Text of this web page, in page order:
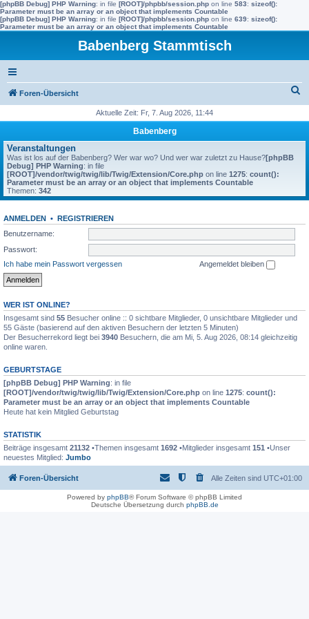
[phpBB Debug] PHP Warning: in file [ROOT]/phpbb/session.php on line 583: sizeof():
Parameter must be an array or an object that implements Countable
[phpBB Debug] PHP Warning: in file [ROOT]/phpbb/session.php on line 639: sizeof():
Parameter must be an array or an object that implements Countable
Babenberg Stammtisch
Foren-Übersicht
h
Aktuelle Zeit: Fr, 7. Aug 2026, 11:44
Babenberg
Veranstaltungen
Was ist los auf der Babenberg? Wer war wo? Und wer war zuletzt zu Hause?[phpBB
Debug] PHP Warning: in file
[ROOT]/vendor/twig/twig/lib/Twig/Extension/Core.php on line 1275: count():
Parameter must be an array or an object that implements Countable
Themen: 342
ANMELDEN • REGISTRIEREN
Benutzername:
Passwort:
Ich habe mein Passwort vergessen
Angemeldet bleiben
WER IST ONLINE?
Insgesamt sind 55 Besucher online :: 0 sichtbare Mitglieder, 0 unsichtbare Mitglieder und
55 Gäste (basierend auf den aktiven Besuchern der letzten 5 Minuten)
Der Besucherrekord liegt bei 3940 Besuchern, die am Mi, 5. Aug 2026, 08:14 gleichzeitig
online waren.
GEBURTSTAGE
[phpBB Debug] PHP Warning: in file
[ROOT]/vendor/twig/twig/lib/Twig/Extension/Core.php on line 1275: count():
Parameter must be an array or an object that implements Countable
Heute hat kein Mitglied Geburtstag
STATISTIK
Beiträge insgesamt 21132 •Themen insgesamt 1692 •Mitglieder insgesamt 151 •Unser
neuestes Mitglied: Jumbo
Foren-Übersicht Alle Zeiten sind UTC+01:00
Powered by phpBB® Forum Software © phpBB Limited
Deutsche Übersetzung durch phpBB.de